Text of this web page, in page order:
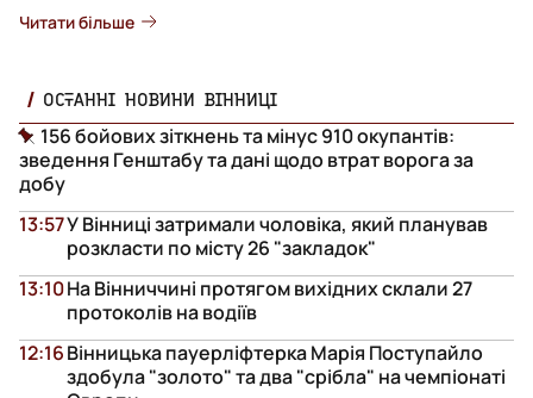
Читати більше
ОСТАННІ НОВИНИ ВІННИЦІ
156 бойових зіткнень та мінус 910 окупантів:
зведення Генштабу та дані щодо втрат ворога за
добу
У Вінниці затримали чоловіка, який планував
розкласти по місту 26 "закладок"
13:57
На Вінниччині протягом вихідних склали 27
протоколів на водіїв
13:10
Вінницька пауерліфтерка Марія Поступайло
здобула "золото" та два "срібла" на чемпіонаті
12:16